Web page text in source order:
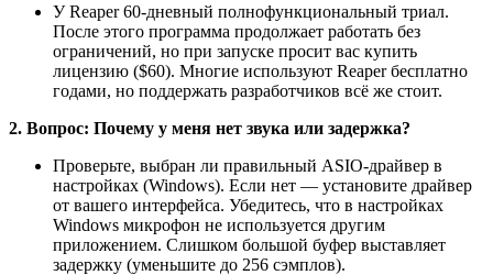
У Reaper 60-дневный полнофункциональный триал.
После этого программа продолжает работать без
ограничений, но при запуске просит вас купить
лицензию ($60). Многие используют Reaper бесплатно
годами, но поддержать разработчиков всё же стоит.
2. Вопрос: Почему у меня нет звука или задержка?
Проверьте, выбран ли правильный ASIO-драйвер в
настройках (Windows). Если нет — установите драйвер
от вашего интерфейса. Убедитесь, что в настройках
Windows микрофон не используется другим
приложением. Слишком большой буфер выставляет
задержку (уменьшите до 256 сэмплов).